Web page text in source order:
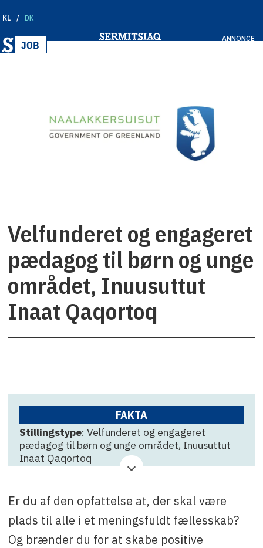
KL DK
ANNONCE
Velfunderet og engageret
pædagog til børn og unge
området, Inuusuttut
Inaat Qaqortoq
FAKTA
Stillingstype: Velfunderet og engageret
pædagog til børn og unge området, Inuusuttut
Inaat Qaqortoq
Ansøgningsfrist: 25. juni
: Tlf. 64 56 47 eller inuusuttut@inaat.gl
Er du af den opfattelse at, der skal være
plads til alle i et meningsfuldt fællesskab?
Og brænder du for at skabe positive